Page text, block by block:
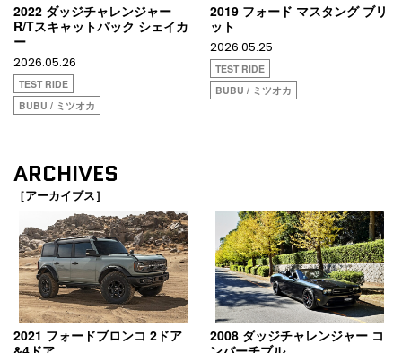
2022 ダッジチャレンジャー
R/Tスキャットパック シェイカ
ー
2026.05.26
TEST RIDE
BUBU / ミツオカ
2019 フォード マスタング ブリ
ット
2026.05.25
TEST RIDE
BUBU / ミツオカ
ARCHIVES
［アーカイブス］
2021 フォードブロンコ 2ドア
2008 ダッジチャレンジャー コ